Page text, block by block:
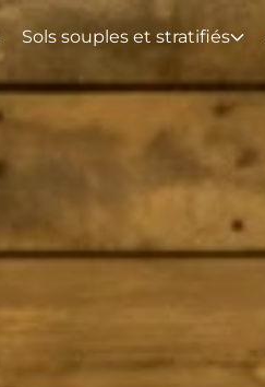
Sols souples et stratifiés